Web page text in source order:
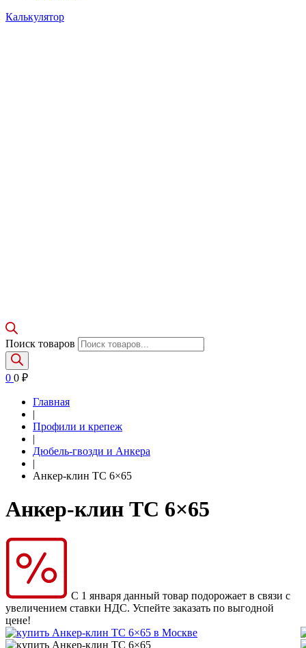
Калькулятор
Поиск товаров
0 0 ₽
Главная
|
Профили и крепеж
|
Дюбель-гвозди и Анкера
|
Анкер-клин ТС 6×65
Анкер-клин ТС 6×65
С 1 января данный товар подорожает в связи с
увеличением ставки НДС. Успейте заказать по выгодной
цене!